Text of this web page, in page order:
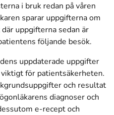
i bruk redan på våren
sparar uppgifterna om
uppgifterna sedan är
följande besök.
uppdaterade uppgifter
för patientsäkerheten.
och resultat
diagnoser och
e-recept och